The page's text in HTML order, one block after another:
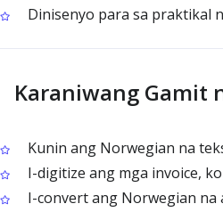
Dinisenyo para sa praktikal
Karaniwang Gamit
Kunin ang Norwegian na
I-digitize ang mga invoice,
I-convert ang Norwegian na